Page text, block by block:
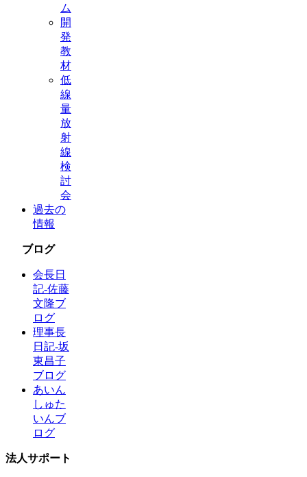
ム
開
発
教
材
低
線
量
放
射
線
検
討
会
過去の
情報
ブログ
会長日
記-佐藤
文隆ブ
ログ
理事長
日記-坂
東昌子
ブログ
あいん
しゅた
いんブ
ログ
法人サポート